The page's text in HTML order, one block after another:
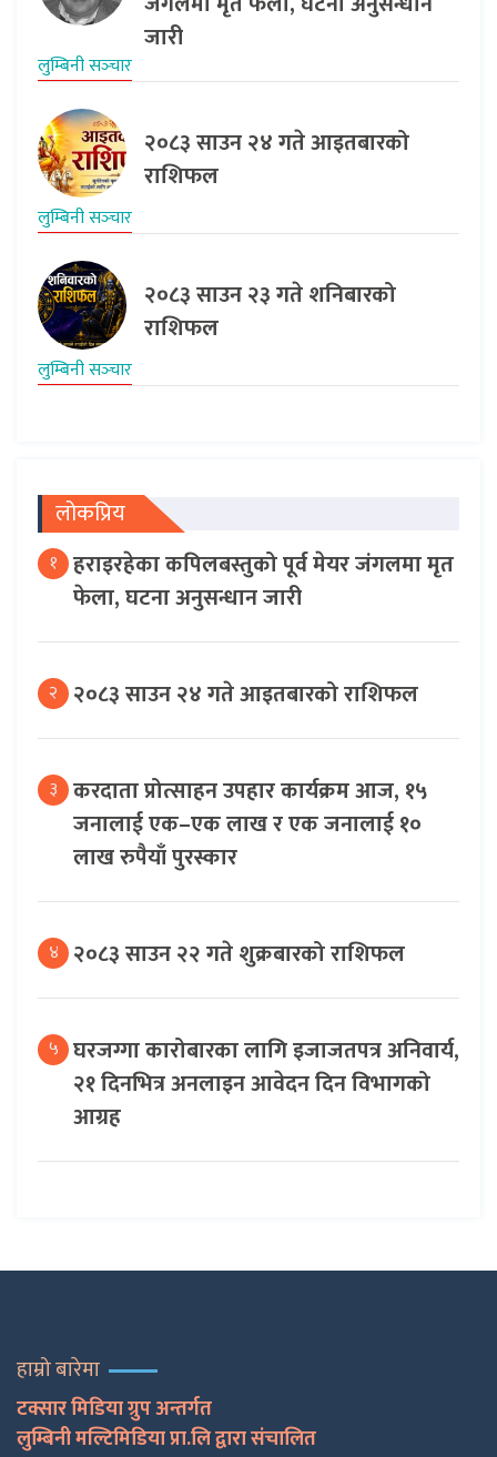
जारी
लुम्बिनी सञ्‍चार
२०८३ साउन २४ गते आइतबारको
राशिफल
लुम्बिनी सञ्‍चार
२०८३ साउन २३ गते शनिबारको
राशिफल
लुम्बिनी सञ्‍चार
लोकप्रिय
१ हराइरहेका कपिलबस्तुको पूर्व मेयर जंगलमा मृत
फेला, घटना अनुसन्धान जारी
२ २०८३ साउन २४ गते आइतबारको राशिफल
३ करदाता प्रोत्साहन उपहार कार्यक्रम आज, १५
जनालाई एक–एक लाख र एक जनालाई १०
लाख रुपैयाँ पुरस्कार
४ २०८३ साउन २२ गते शुक्रबारको राशिफल
५ घरजग्गा कारोबारका लागि इजाजतपत्र अनिवार्य,
२१ दिनभित्र अनलाइन आवेदन दिन विभागको
आग्रह
हाम्रो बारेमा
टक्सार मिडिया ग्रुप अन्तर्गत
लुम्बिनी मल्टिमिडिया प्रा.लि द्वारा संचालित